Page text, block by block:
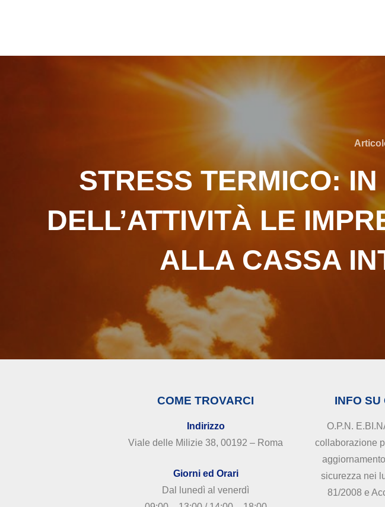
STRESS TERMICO:
DELL’ATTIVITÀ LE
ALLA CASSA
COME TROVARCI
Indirizzo
Viale delle Milizie 38, 00192 – Roma
Giorni ed Orari
Dal lunedì al venerdì
INFO SU
O.P.N.
collaborazione
sicurezza nei
81/2008 e